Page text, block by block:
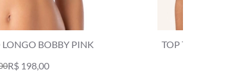
TRIÂNGULO LONGO GAIA PINK
R$ 379,00